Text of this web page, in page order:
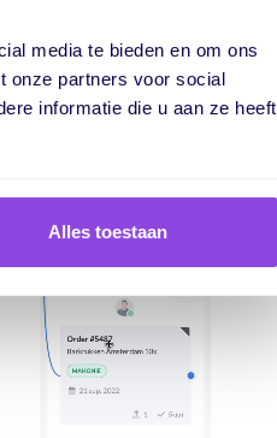
media te bieden en om ons
onze partners voor social
informatie die u aan ze heeft
Alles toestaan